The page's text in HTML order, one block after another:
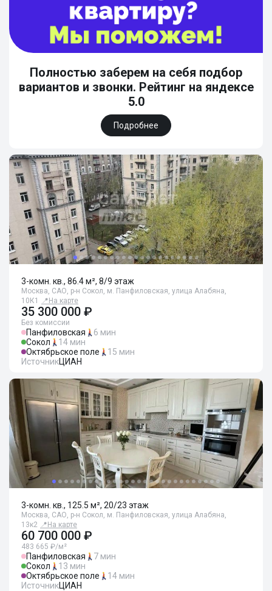
Полностью заберем на себя подбор
вариантов и звонки. Рейтинг на яндексе
5.0
Подробнее
3-комн. кв., 86.4 м², 8/9 этаж
Москва, САО, р-н Сокол, м. Панфиловская, улица Алабяна,
10К1
📍 На карте
35 300 000 ₽
Без комиссии
Панфиловская
6 мин
Сокол
14 мин
Октябрьское поле
15 мин
ИсточникЦИАН
3-комн. кв., 125.5 м², 20/23 этаж
Москва, САО, р-н Сокол, м. Панфиловская, улица Алабяна,
13к2 📍 На карте
60 700 000 ₽
483 665 ₽/м²
Панфиловская
7 мин
Сокол
13 мин
Октябрьское поле
14 мин
ИсточникЦИАН